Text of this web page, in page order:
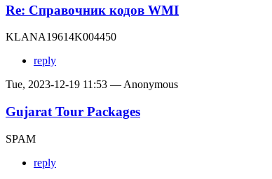
Re: Справочник кодов WMI
KLANA19614K004450
reply
Tue, 2023-12-19 11:53 — Anonymous
Gujarat Tour Packages
SPAM
reply